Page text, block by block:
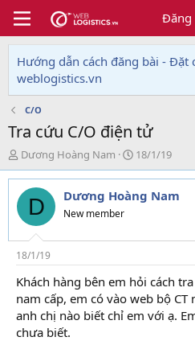
Đăng
Hướng dẫn cách đăng bài - Đặt
weblogistics.vn
C/O
Tra cứu C/O điện tử
T
h
r
e
d
s
t
a
r
t
e
r
Dương Hoàng Nam
N
g
à
y
i
18/1/19
D Dương Hoàng Nam
New member
18/1/19
Khách hàng bên em hỏi cách
nam cấp, em có vào web bộ
anh chị nào biết chỉ em với ạ.
chưa biết.